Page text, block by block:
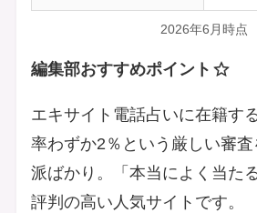
2026年6月時点
編集部おすすめポイント
エキサイト電話占いに在籍す
率わずか2％という厳しい審
派ばかり。「本当によく当た
評判の高い人気サイトです。